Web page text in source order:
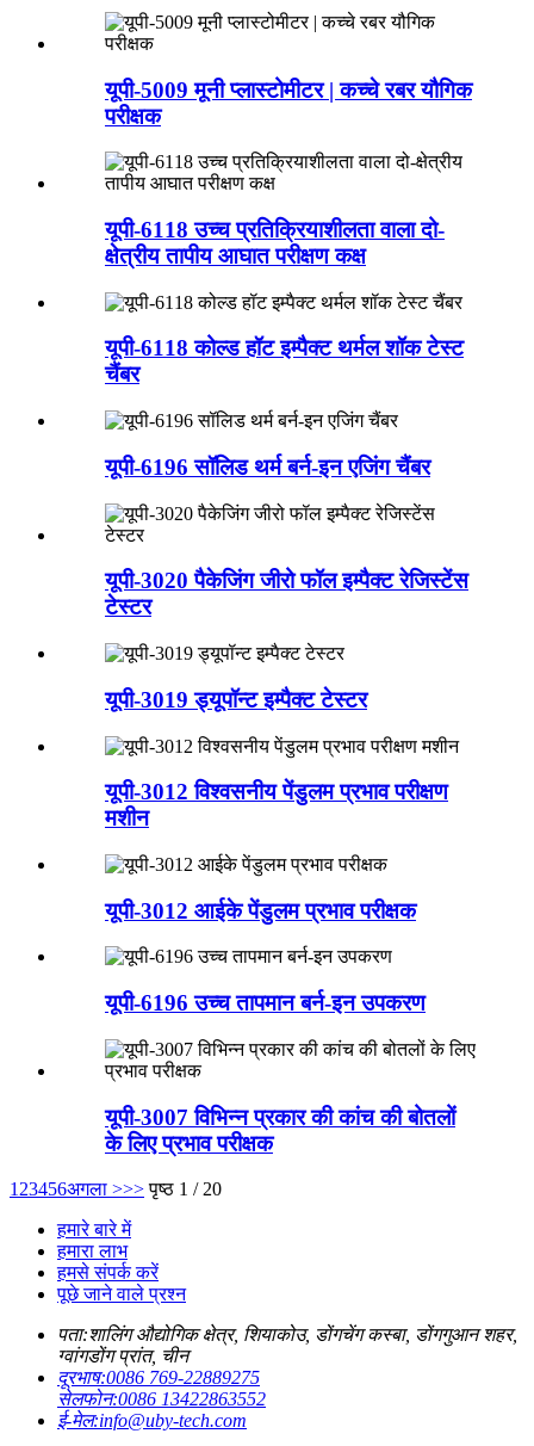
यूपी-5009 मूनी प्लास्टोमीटर | कच्चे रबर यौगिक
परीक्षक
यूपी-6118 उच्च प्रतिक्रियाशीलता वाला दो-
क्षेत्रीय तापीय आघात परीक्षण कक्ष
यूपी-6118 कोल्ड हॉट इम्पैक्ट थर्मल शॉक टेस्ट
चैंबर
यूपी-6196 सॉलिड थर्म बर्न-इन एजिंग चैंबर
यूपी-3020 पैकेजिंग जीरो फॉल इम्पैक्ट रेजिस्टेंस
टेस्टर
यूपी-3019 ड्यूपॉन्ट इम्पैक्ट टेस्टर
यूपी-3012 विश्वसनीय पेंडुलम प्रभाव परीक्षण
मशीन
यूपी-3012 आईके पेंडुलम प्रभाव परीक्षक
यूपी-6196 उच्च तापमान बर्न-इन उपकरण
यूपी-3007 विभिन्न प्रकार की कांच की बोतलों
के लिए प्रभाव परीक्षक
1 23456अगला >>> पृष्ठ 1 / 20
हमारे बारे में
हमारा लाभ
हमसे संपर्क करें
पूछे जाने वाले प्रश्न
पता:शालिंग औद्योगिक क्षेत्र, शियाकोउ, डोंगचेंग कस्बा, डोंगगुआन शहर,
ग्वांगडोंग प्रांत, चीन
दूरभाष:0086 769-22889275
सेलफोन:0086 13422863552
ई-मेल:info@uby-tech.com